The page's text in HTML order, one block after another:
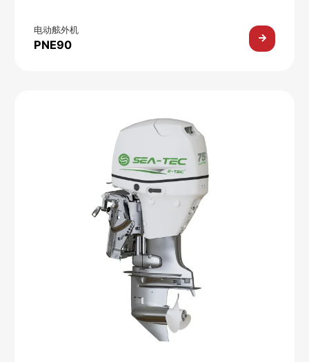
电动舷外机
PNE90